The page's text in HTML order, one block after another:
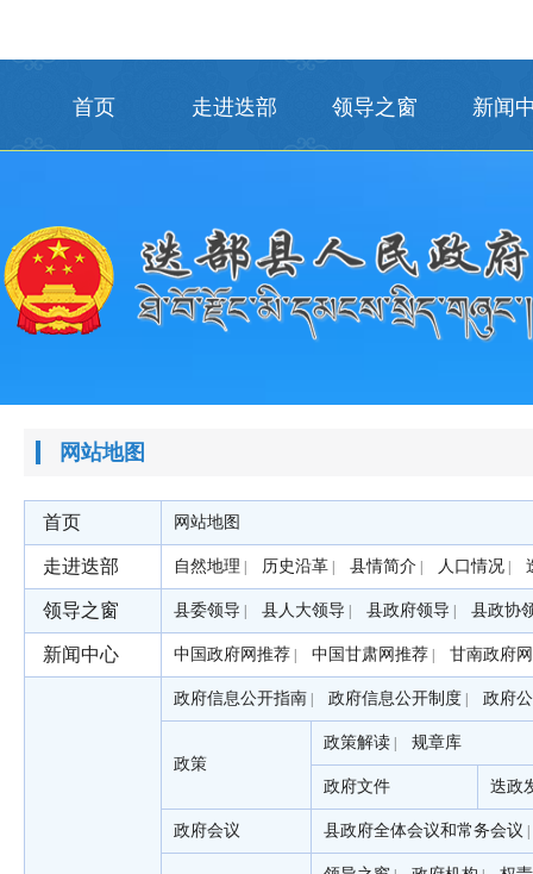
首页 走进迭部 领导之窗 新闻
网站地图
首页 网站地图
走进迭部 自然地理 历史沿革 县情简介 人口情况
领导之窗 县委领导 县人大领导 县政府领导 县政协
新闻中心 中国政府网推荐 中国甘肃网推荐 甘南政府
政府信息公开指南 政府信息公开制度 政府
政策
政策解读 规章库
政府文件 迭政
政府会议 县政府全体会议和常务会议